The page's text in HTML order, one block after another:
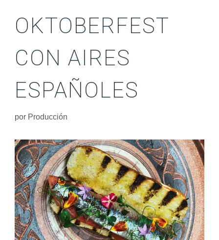
OKTOBERFEST
CON AIRES
ESPAÑOLES
por Producción